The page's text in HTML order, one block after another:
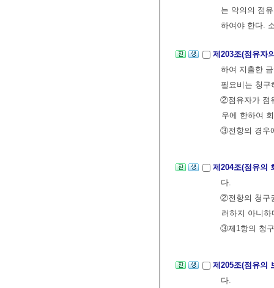
는 악의의 점
하여야 한다.
제203조(점유자
하여 지출한
필요비는 청구
②점유자가 점
우에 한하여
③전항의 경우
제204조(점유의
다.
②전항의 청구
러하지 아니하
③제1항의 청
제205조(점유의
다.